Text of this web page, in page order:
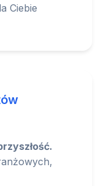
Ciebie